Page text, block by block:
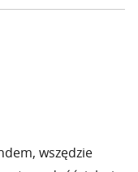
wszędzie